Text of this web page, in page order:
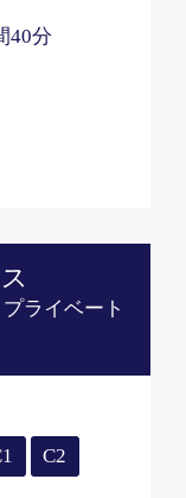
40分
ライベート
C2